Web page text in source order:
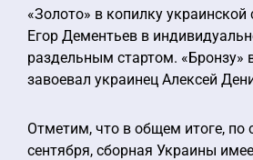
«Золото» в копилку украинской
Егор Дементьев в
раздельным стартом. «Бронзу»
завоевал украинец Алексей
Отметим, что в общем итоге, по
сентября, сборная Украины